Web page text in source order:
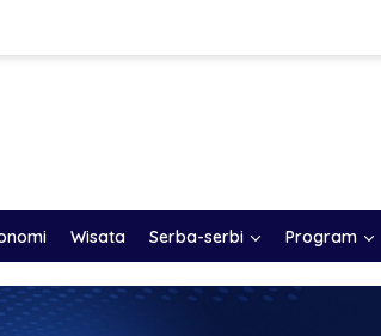
Wisata Serba-serbi Program